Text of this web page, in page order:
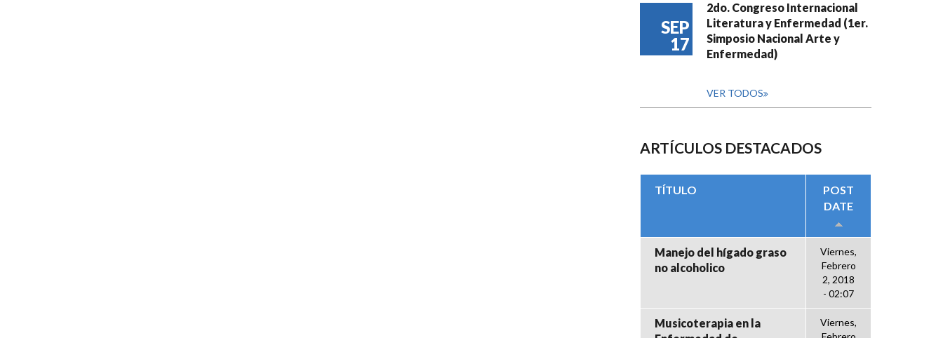
SEP
17
2do. Congreso Internacional
Literatura y Enfermedad (1er.
Simposio Nacional Arte y
Enfermedad)
VER TODOS
ARTÍCULOS DESTACADOS
TÍTULO
POST
DATE
Manejo del hígado graso
no alcoholico
Viernes,
Febrero
2, 2018
- 02:07
Musicoterapia en la
Viernes,